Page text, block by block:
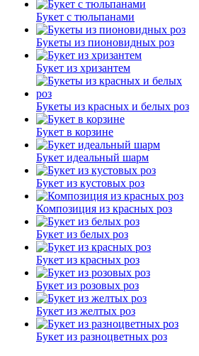
Букет с тюльпанами
Букеты из пионовидных роз
Букет из хризантем
Букеты из красных и белых роз
Букет в корзине
Букет идеальный шарм
Букет из кустовых роз
Композиция из красных роз
Букет из белых роз
Букет из красных роз
Букет из розовых роз
Букет из желтых роз
Букет из разноцветных роз